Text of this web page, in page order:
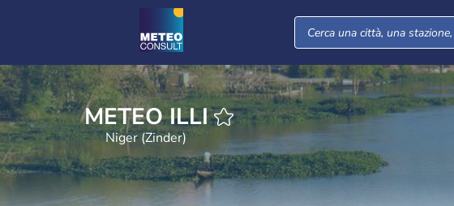
METEO ILLI
Niger (Zinder)